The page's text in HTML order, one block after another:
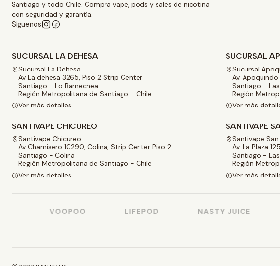
Santiago y todo Chile. Compra vape, pods y sales de nicotina
con seguridad y garantía.
Síguenos
SUCURSAL LA DEHESA
Sucursal La Dehesa
Av La dehesa 3265, Piso 2 Strip Center
Santiago - Lo Barnechea
Región Metropolitana de Santiago - Chile
Ver más detalles
SUCURSAL
Sucursal
Av.
Santiago -
Región
Ver más
SANTIVAPE CHICUREO
Santivape Chicureo
Av Chamisero 10290, Colina, Strip Center Piso 2
Santiago - Colina
Región Metropolitana de Santiago - Chile
Ver más detalles
SANTIVAPE
Santivape
Av. La Plaza
Santiago -
Región
Ver más
VOOPOO LIFEPOD NASTY JUICE